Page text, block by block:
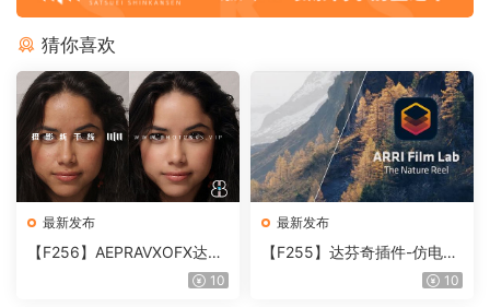
猜你喜欢
最新发布
【F256】AEPRAVXOFX达芬
奇视频人像磨皮润肤美颜插件
10
最新发布
【F255】达芬奇插件-仿电影
胶片视频调色插件 ARRI Film
10